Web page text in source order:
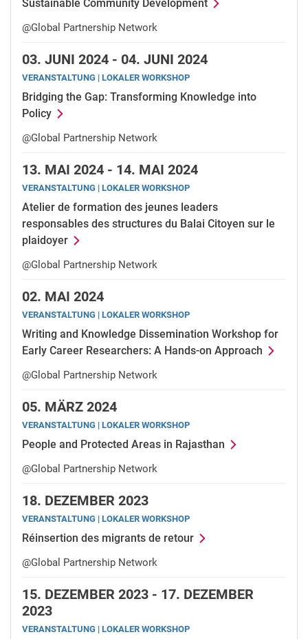
Sustainable Community Development
@Global Partnership Network
03. JUNI 2024 - 04. JUNI 2024
VERANSTALTUNG | LOKALER WORKSHOP
Bridging the Gap: Transforming Knowledge into
Policy
@Global Partnership Network
13. MAI 2024 - 14. MAI 2024
VERANSTALTUNG | LOKALER WORKSHOP
Atelier de formation des jeunes leaders
responsables des structures du Balai Citoyen sur le
plaidoyer
@Global Partnership Network
02. MAI 2024
VERANSTALTUNG | LOKALER WORKSHOP
Writing and Knowledge Dissemination Workshop for
Early Career Researchers: A Hands-on Approach
@Global Partnership Network
05. MÄRZ 2024
VERANSTALTUNG | LOKALER WORKSHOP
People and Protected Areas in Rajasthan
@Global Partnership Network
18. DEZEMBER 2023
VERANSTALTUNG | LOKALER WORKSHOP
Réinsertion des migrants de retour
@Global Partnership Network
15. DEZEMBER 2023 - 17. DEZEMBER
2023
VERANSTALTUNG | LOKALER WORKSHOP